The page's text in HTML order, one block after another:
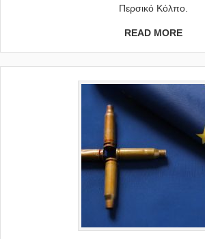
Περσικό Κόλπο.
READ MORE